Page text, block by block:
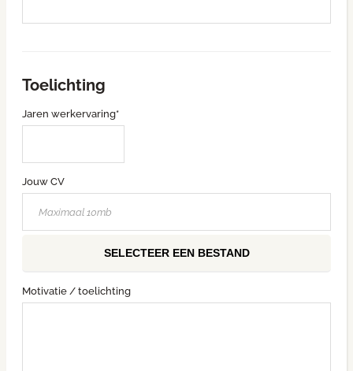
Toelichting
Jaren werkervaring*
Jouw CV
SELECTEER EEN BESTAND
Motivatie / toelichting